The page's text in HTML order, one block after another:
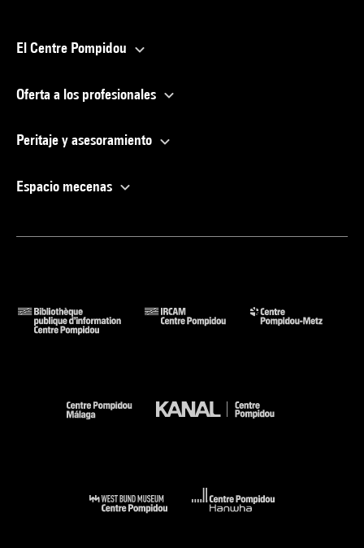
El Centre Pompidou
Oferta a los profesionales
Peritaje y asesoramiento
Espacio mecenas